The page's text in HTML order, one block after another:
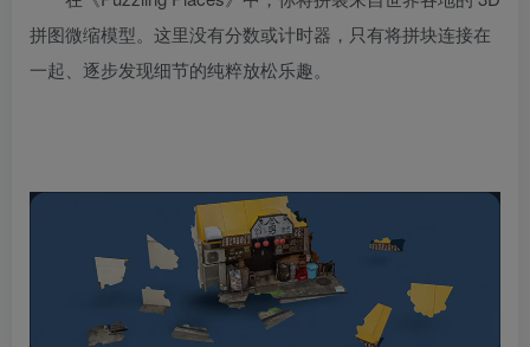
拼图微缩模型。这里没有分数或计时器，只有将拼块连接在
一起、逐步发现细节的纯粹放松乐趣。